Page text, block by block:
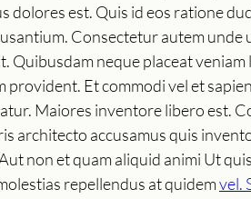
dolores est. Quis id eos ratione
Consectetur autem unde
Quibusdam neque placeat
provident. Et commodi vel et
Maiores inventore libero est.
architecto accusamus quis
non et quam aliquid animi Ut
repellendus at quidemvel.